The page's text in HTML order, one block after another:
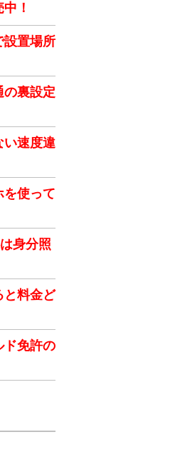
！
設置場所
の裏設定
い速度違
を使って
身分照
と料金ど
ド免許の